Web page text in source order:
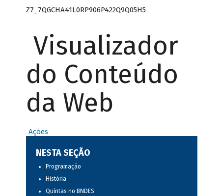
Z7_7QGCHA41L0RP906P422Q9Q05H5
Visualizador
do Conteúdo
da Web
Ações
NESTA SEÇÃO
Programação
História
Quintas no BNDES